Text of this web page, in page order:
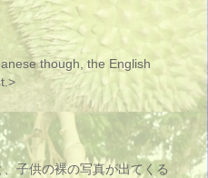
though, the English
子供の裸の写真が出てくる